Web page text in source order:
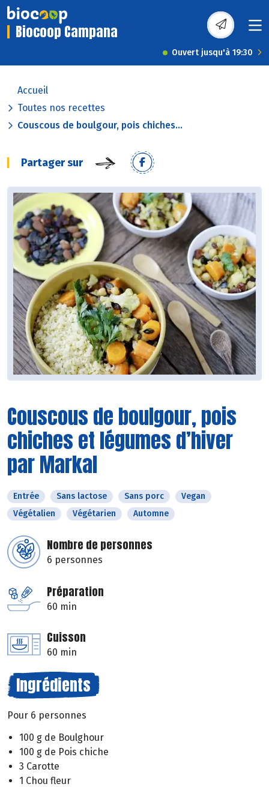
Biocoop Campana
Ouvert jusqu'à 19:30
Accueil
Toutes nos recettes
Couscous de boulgour, pois chiches...
Partager sur
Couscous de boulgour, pois
chiches et légumes d’hiver
par Markal
Entrée Sans lactose Sans porc
Vegan
Végétalien
Végétarien Automne
Nombre de personnes
6 personnes
Préparation
60 min
Cuisson
60 min
Ingrédients
Pour 6 personnes
100 g de Boulghour
100 g de Pois chiche
3 Carotte
1 Chou fleur